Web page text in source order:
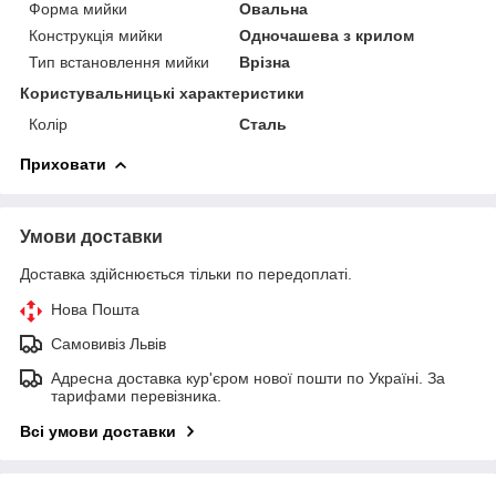
Форма мийки
Овальна
Конструкція мийки
Одночашева з крилом
Тип встановлення мийки
Врізна
Користувальницькі характеристики
Колір
Сталь
Приховати
Умови доставки
Доставка здійснюється тільки по передоплаті.
Нова Пошта
Самовивіз Львів
Адресна доставка кур'єром нової пошти по Україні. За
тарифами перевізника.
Всі умови доставки